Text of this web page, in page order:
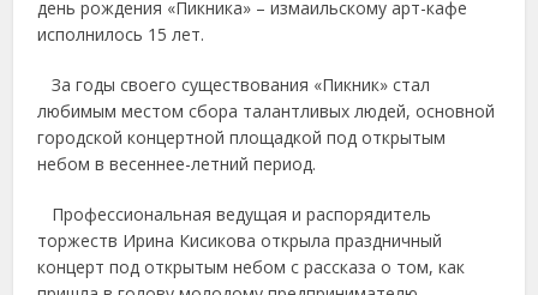
день рождения «Пикника» – измаильскому арт-кафе
исполнилось 15 лет.
За годы своего существования «Пикник» стал
любимым местом сбора талантливых людей, основной
городской концертной площадкой под открытым
небом в весеннее-летний период.
Профессиональная ведущая и распорядитель
торжеств Ирина Кисикова открыла праздничный
концерт под открытым небом с рассказа о том, как